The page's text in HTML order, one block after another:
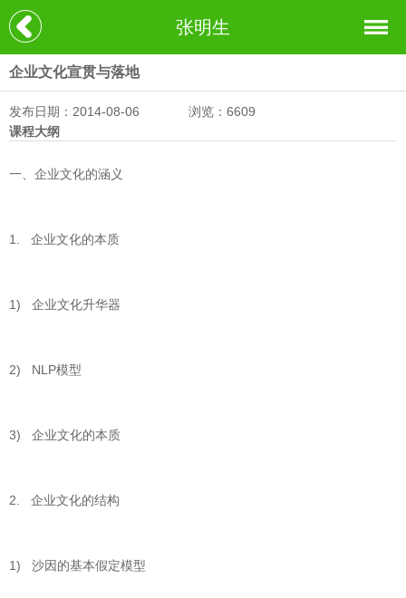
张明生
企业文化宣贯与落地
发布日期：2014-08-06
浏览：6609
课程大纲
一、企业文化的涵义
1. 企业文化的本质
1) 企业文化升华器
2) NLP模型
3) 企业文化的本质
2. 企业文化的结构
1) 沙因的基本假定模型